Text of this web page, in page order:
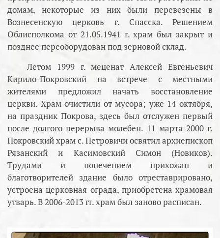
домам, некоторые из них были перевезены в
Вознесенскую церковь г. Спасска. Решением
Облисполкома от 21.05.1941 г. храм был закрыт и
позднее переоборудован под зерновой склад.
Летом 1999 г. меценат Алексей Евгеньевич
Кирило-Покровский на встрече с местными
жителями предложил начать восстановление
церкви. Храм очистили от мусора; уже 14 октября,
на праздник Покрова, здесь был отслужен первый
после долгого перерыва молебен. 11 марта 2000 г.
Покровский храм с. Петровичи освятил архиепископ
Рязанский и Касимовский Симон (Новиков).
Трудами и попечением прихожан и
благотворителей здание было отреставрировано,
устроена церковная ограда, приобретена храмовая
утварь. В 2006-2013 гг. храм был заново расписан.